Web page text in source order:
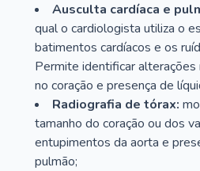
Ausculta cardíaca e
qual o cardiologista utiliza o
batimentos cardíacos e os
Permite identificar alterações
no coração e presença de
Radiografia de tórax:
tamanho do coração ou dos
entupimentos da aorta e
pulmão;